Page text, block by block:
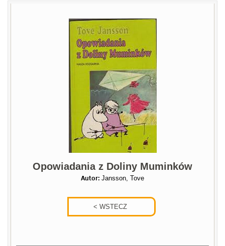
Opowiadania z Doliny Muminków
Autor: Jansson, Tove